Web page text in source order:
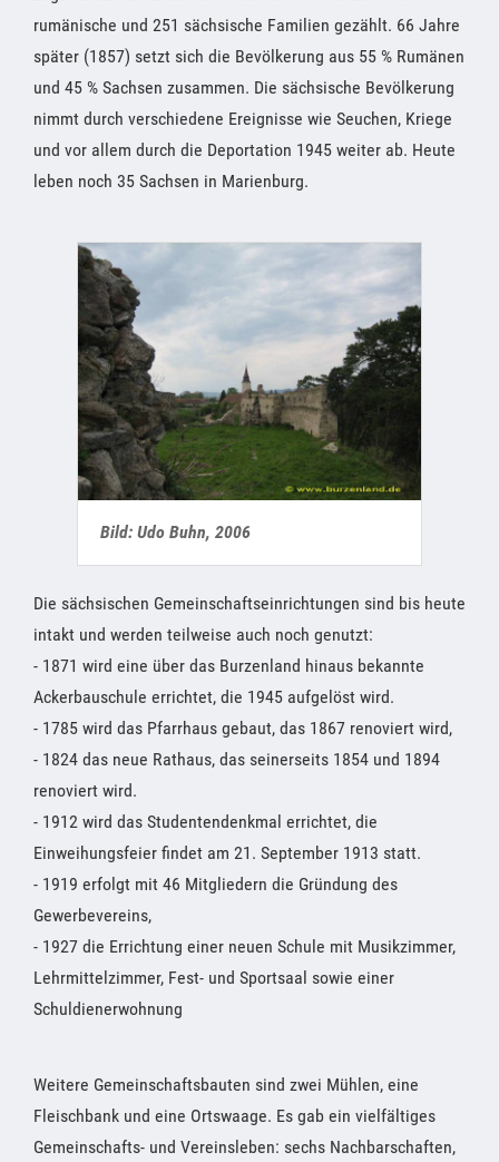
rumänische und 251 sächsische Familien gezählt. 66 Jahre
später (1857) setzt sich die Bevölkerung aus 55 % Rumänen
und 45 % Sachsen zusammen. Die sächsische Bevölkerung
nimmt durch verschiedene Ereignisse wie Seuchen, Kriege
und vor allem durch die Deportation 1945 weiter ab. Heute
leben noch 35 Sachsen in Marienburg.
Bild: Udo Buhn, 2006
Die sächsischen Gemeinschaftseinrichtungen sind bis heute
intakt und werden teilweise auch noch genutzt:
- 1871 wird eine über das Burzenland hinaus bekannte
Ackerbauschule errichtet, die 1945 aufgelöst wird.
- 1785 wird das Pfarrhaus gebaut, das 1867 renoviert wird,
- 1824 das neue Rathaus, das seinerseits 1854 und 1894
renoviert wird.
- 1912 wird das Studentendenkmal errichtet, die
Einweihungsfeier findet am 21. September 1913 statt.
- 1919 erfolgt mit 46 Mitgliedern die Gründung des
Gewerbevereins,
- 1927 die Errichtung einer neuen Schule mit Musikzimmer,
Lehrmittelzimmer, Fest- und Sportsaal sowie einer
Schuldienerwohnung
Weitere Gemeinschaftsbauten sind zwei Mühlen, eine
Fleischbank und eine Ortswaage. Es gab ein vielfältiges
Gemeinschafts- und Vereinsleben: sechs Nachbarschaften,